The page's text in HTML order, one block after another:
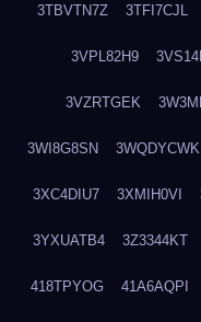
3TBVTN7Z 3TFI7CJL
3VPL82H9
3VZRTGEK
3WI8G8SN 3WQDYCWK
3XC4DIU7 3XMIH0VI
3YXUATB4 3Z3344KT
418TPYOG 41A6AQPI